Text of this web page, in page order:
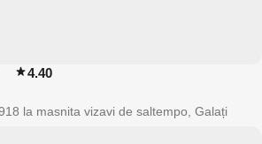
4.40
la masnita vizavi de saltempo, Galați